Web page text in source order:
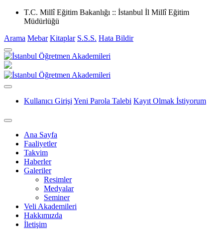
T.C. Millî Eğitim Bakanlığı :: İstanbul İl Millî Eğitim
Müdürlüğü
Arama Mebar Kitaplar S.S.S. Hata Bildir
Kullanıcı Girişi Yeni Parola Talebi Kayıt Olmak İstiyorum
Ana Sayfa
Faaliyetler
Takvim
Haberler
Galeriler
Resimler
Medyalar
Seminer
Veli Akademileri
Hakkımızda
İletişim